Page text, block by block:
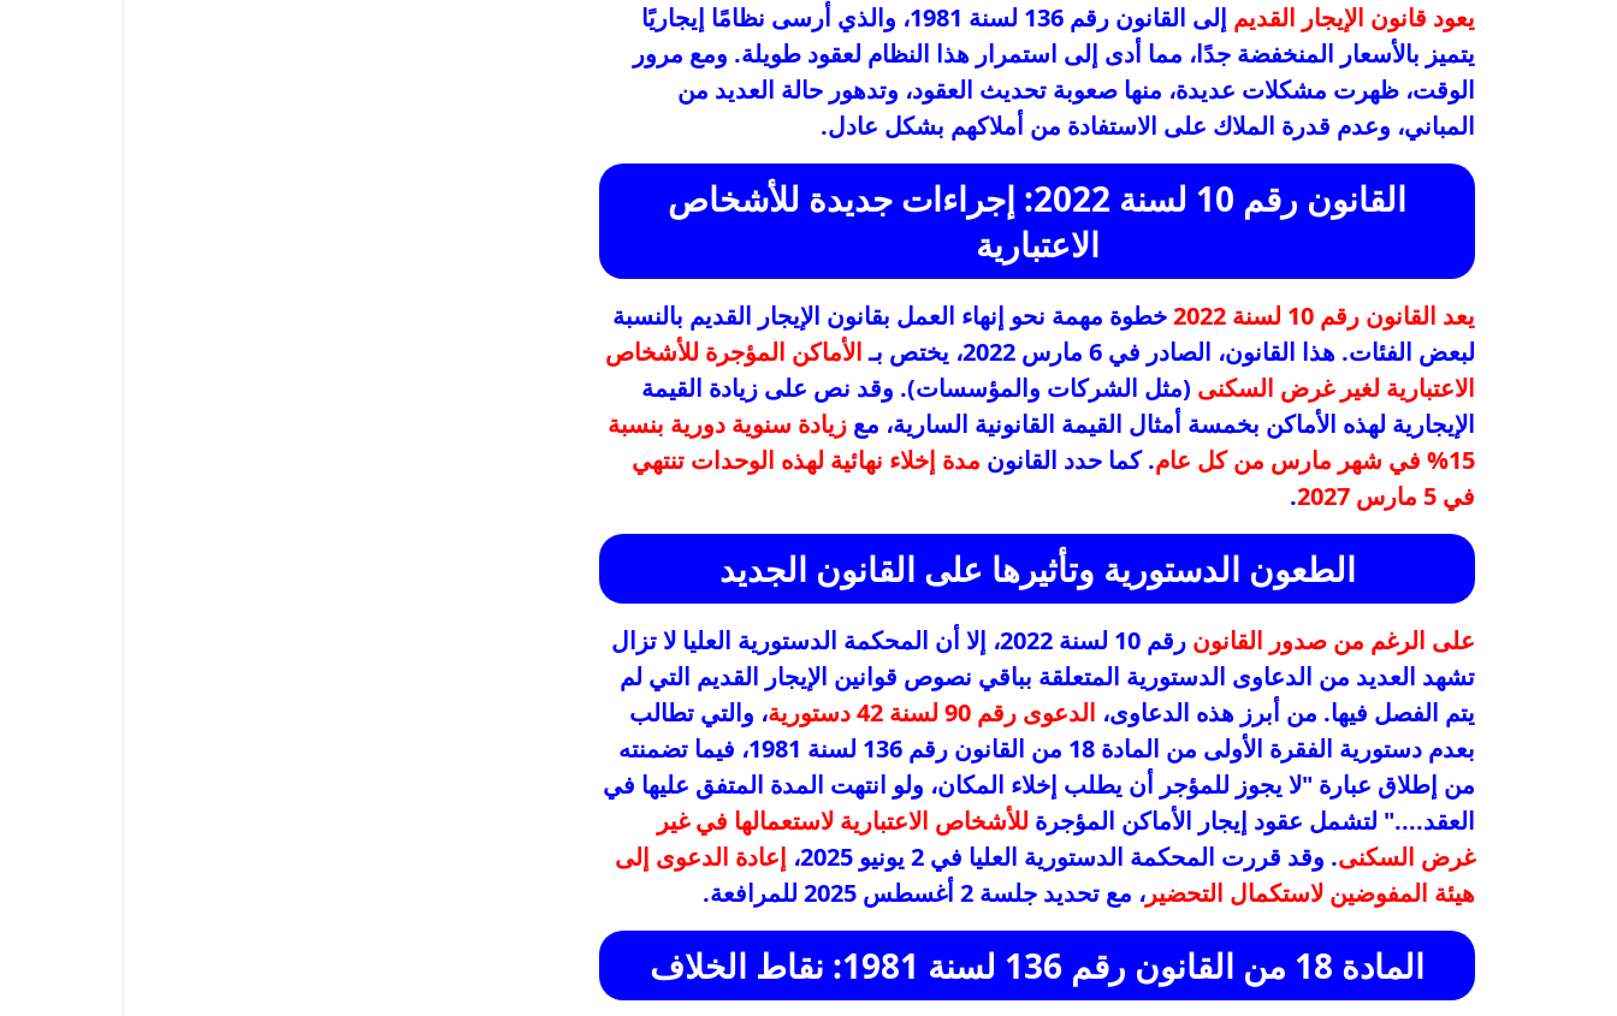
يعود قانون الإيجار القديم
إلى القانون رقم 136 لسنة 1981، والذي أرسى نظامًا إيجاريًا
يتميز بالأسعار المنخفضة جدًا، مما أدى إلى استمرار هذا النظام لعقود طويلة. ومع مرور
الوقت، ظهرت مشكلات عديدة، منها صعوبة تحديث العقود، وتدهور حالة العديد من
المباني، وعدم قدرة الملاك على الاستفادة من أملاكهم بشكل عادل.
القانون رقم 10 لسنة 2022: إجراءات جديدة للأشخاص
الاعتبارية
يعد القانون رقم 10 لسنة 2022
خطوة مهمة نحو إنهاء العمل بقانون الإيجار القديم بالنسبة
لبعض الفئات. هذا القانون، الصادر في 6 مارس 2022، يختص بـ
الأماكن المؤجرة للأشخاص
الاعتبارية لغير غرض السكنى (مثل الشركات والمؤسسات). وقد نص على زيادة القيمة
الإيجارية لهذه الأماكن بخمسة أمثال القيمة القانونية السارية، مع زيادة سنوية دورية بنسبة
15% في شهر مارس من كل عام
. كما حدد القانون مدة إخلاء نهائية لهذه الوحدات تنتهي
في 5 مارس 2027
.
الطعون الدستورية وتأثيرها على القانون الجديد
على الرغم من صدور القانون
رقم 10 لسنة 2022، إلا أن المحكمة الدستورية العليا لا تزال
تشهد العديد من الدعاوى الدستورية المتعلقة بباقي نصوص قوانين الإيجار القديم التي لم
يتم الفصل فيها. من أبرز هذه الدعاوى، الدعوى رقم 90 لسنة 42 دستورية
، والتي تطالب
بعدم دستورية الفقرة الأولى من المادة 18 من القانون رقم 136 لسنة 1981، فيما تضمنته
من إطلاق عبارة "لا يجوز للمؤجر أن يطلب إخلاء المكان، ولو انتهت المدة المتفق عليها في
العقد...." لتشمل عقود إيجار الأماكن المؤجرة للأشخاص الاعتبارية لاستعمالها في غير
غرض السكنى. وقد قررت المحكمة الدستورية العليا في 2 يونيو 2025،
إعادة الدعوى إلى
هيئة المفوضين لاستكمال التحضير، مع تحديد جلسة 2 أغسطس 2025 للمرافعة.
المادة 18 من القانون رقم 136 لسنة 1981: نقاط الخلاف